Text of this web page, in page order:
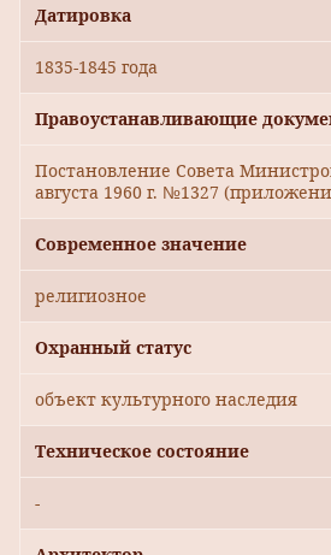
Датировка
1835-1845 года
Правоустанавливающие
Постановление Совета
августа 1960 г. №1327
Современное значение
религиозное
Охранный статус
объект культурного наследия
Техническое состояние
-